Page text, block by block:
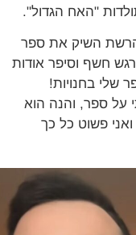
"האח הגדול".
השיק את ספר
וסיפר אודות
בחנויות!
והנה הוא
פשוט כל כך